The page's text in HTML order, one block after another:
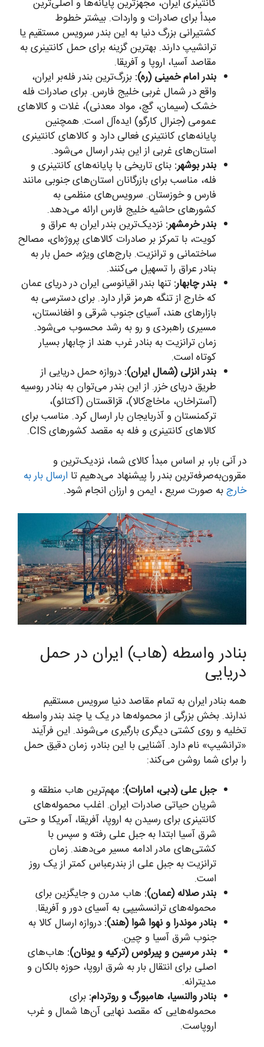
کانتینری ایران، مجهزترین پایانه‌ها و اصلی‌ترین
مبدأ برای صادرات و واردات. بیشتر خطوط
کشتیرانی بزرگ دنیا به این بندر سرویس مستقیم یا
ترانشیپ دارند. بهترین گزینه برای حمل کانتینری به
مقاصد آسیا، اروپا و آفریقا.
بندر امام خمینی (ره): بزرگ‌ترین بندر فله‌بر ایران،
واقع در شمال غربی خلیج فارس. برای صادرات فله
خشک (سیمان، گچ، مواد معدنی)، غلات و کالاهای
عمومی (جنرال کارگو) ایده‌آل است. همچنین
پایانه‌های کانتینری فعالی دارد و کالاهای کانتینری
استان‌های غربی از این بندر ارسال می‌شود.
بندر بوشهر: بنای تاریخی با پایانه‌های کانتینری و
فله، مناسب برای بازرگانان استان‌های جنوبی مانند
فارس و خوزستان. سرویس‌های منظمی به
کشورهای حاشیه خلیج فارس ارائه می‌دهد.
بندر خرمشهر: نزدیک‌ترین بندر ایران به عراق و
کویت، با تمرکز بر صادرات کالاهای پروژه‌ای، مصالح
ساختمانی و ترانزیت. بارج‌های ویژه، حمل بار به
بنادر عراق را تسهیل می‌کنند.
بندر چابهار: تنها بندر اقیانوسی ایران در دریای عمان
که خارج از تنگه هرمز قرار دارد. برای دسترسی به
بازارهای هند، آسیای جنوب شرقی و افغانستان،
مسیری راهبردی و رو به رشد محسوب می‌شود.
زمان ترانزیت به بنادر غرب هند از چابهار بسیار
کوتاه است.
بندر انزلی (شمال ایران): دروازه حمل دریایی از
طریق دریای خزر. از این بندر می‌توان به بنادر روسیه
(آستراخان، ماخاچ‌کالا)، قزاقستان (آکتائو)،
ترکمنستان و آذربایجان بار ارسال کرد. مناسب برای
کالاهای کانتینری و فله به مقصد کشورهای CIS.
در آنی بار، بر اساس مبدأ کالای شما، نزدیک‌ترین و
مقرون‌به‌صرفه‌ترین بندر را پیشنهاد می‌دهیم تا ارسال بار به
خارجبه صورت سریع ، ایمن و ارزان انجام شود.
بنادر واسطه (هاب) ایران در حمل
دریایی
همه بنادر ایران به تمام مقاصد دنیا سرویس مستقیم
ندارند. بخش بزرگی از محموله‌ها در یک یا چند بندر واسطه
تخلیه و روی کشتی دیگری بارگیری می‌شوند. این فرآیند
«ترانشیپ» نام دارد. آشنایی با این بنادر، زمان دقیق حمل
را برای شما روشن می‌کند:
جبل علی (دبی، امارات): مهم‌ترین هاب منطقه و
شریان حیاتی صادرات ایران. اغلب محموله‌های
کانتینری برای رسیدن به اروپا، آفریقا، آمریکا و حتی
شرق آسیا ابتدا به جبل علی رفته و سپس با
کشتی‌های مادر ادامه مسیر می‌دهند. زمان
ترانزیت به جبل علی از بندرعباس کمتر از یک روز
است.
بندر صلاله (عمان): هاب مدرن و جایگزین برای
محموله‌های ترانسشیپی به آسیای دور و آفریقا.
بنادر موندرا و نهوا شوا (هند): دروازه ارسال کالا به
جنوب شرق آسیا و چین.
بندر مرسین و پیرئوس (ترکیه و یونان): هاب‌های
اصلی برای انتقال بار به شرق اروپا، حوزه بالکان و
مدیترانه.
بنادر والنسیا، هامبورگ و روتردام: برای
محموله‌هایی که مقصد نهایی آن‌ها شمال و غرب
اروپاست.